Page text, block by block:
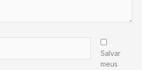
Salvar
meus